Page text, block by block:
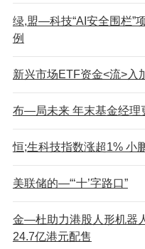
绿,盟—科技“AI安全围栏”
例
新兴市场ETF资金<流>入
布—局未来 年末基金经理
恒;生科技指数涨超1% 小
美联储的—“‘十’字路口”
金—杜助力港股人形机器
24.7亿港元配售